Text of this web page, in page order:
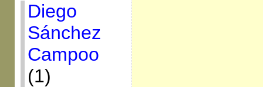
Diego
Sánchez
Campoo
(1)